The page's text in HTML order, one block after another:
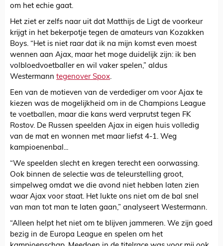
om het echie gaat.
Het ziet er zelfs naar uit dat Matthijs de Ligt de voorkeur
krijgt in het bekerpotje tegen de amateurs van Kozakken
Boys. “Het is niet raar dat ik na mijn komst even moest
wennen aan Ajax, maar het moge duidelijk zijn: ik ben
volbloedvoetballer en wil vaker spelen,” aldus
Westermann tegenover Spox.
Een van de motieven van de verdediger om voor Ajax te
kiezen was de mogelijkheid om in de Champions League
te voetballen, maar die kans werd verprutst tegen FK
Rostov. De Russen speelden Ajax in eigen huis volledig
van de mat en wonnen met maar liefst 4-1. Weg
kampioenenbal...
“We speelden slecht en kregen terecht een oorwassing.
Ook binnen de selectie was de teleurstelling groot,
simpelweg omdat we die avond niet hebben laten zien
waar Ajax voor staat. Het lukte ons niet om de bal snel
van man tot man te laten gaan,” analyseert Westermann.
“Alleen helpt het niet om te blijven jammeren. We zijn goed
bezig in de Europa League en spelen om het